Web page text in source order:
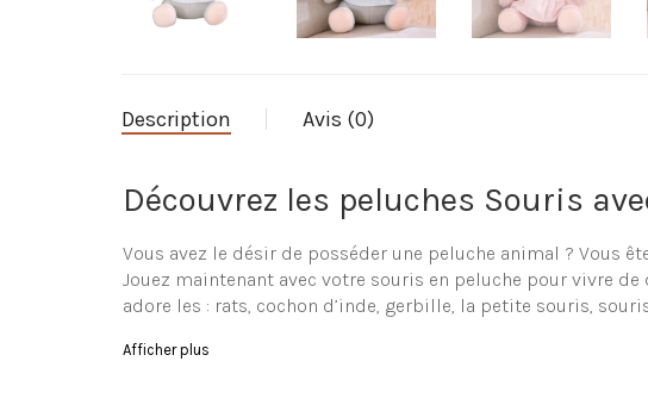
Description Avis (0)
Découvrez les peluches Souris
Vous avez le désir de posséder une peluche animal ? Vous
Jouez maintenant avec votre souris en peluche pour vivre
adore les : rats, cochon d’inde, gerbille, la petite souris,
Parcourez notre collection de
Afficher plus